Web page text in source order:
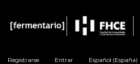
Registrarse Entrar Cambiar el
Español (España)